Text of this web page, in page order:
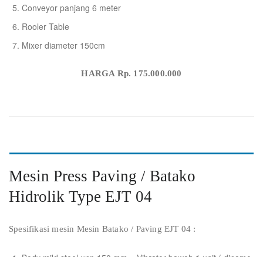
Conveyor panjang 6 meter
Rooler Table
Mixer diameter 150cm
HARGA Rp. 175.000.000
Mesin Press Paving / Batako
Hidrolik Type EJT 04
Spesifikasi mesin Mesin Batako / Paving EJT 04 :